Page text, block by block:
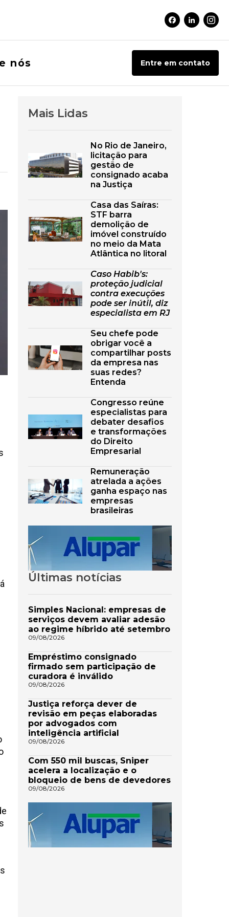
Facebook
Linkedin
nós Entre em contato
Mais Lidas
No Rio de Janeiro,
licitação para
gestão de
consignado acaba
na Justiça
Casa das Saíras:
STF barra
demolição de
imóvel construído
no meio da Mata
Atlântica no litoral
Caso Habib's:
proteção judicial
contra execuções
pode ser inútil, diz
especialista em RJ
Seu chefe pode
obrigar você a
compartilhar posts
da empresa nas
suas redes?
Entenda
Congresso reúne
especialistas para
debater desafios
e transformações
do Direito
Empresarial
Remuneração
atrelada a ações
ganha espaço nas
empresas
brasileiras
Últimas notícias
Simples Nacional: empresas de
serviços devem avaliar adesão
ao regime híbrido até setembro
09/08/2026
Empréstimo consignado
firmado sem participação de
curadora é inválido
09/08/2026
Justiça reforça dever de
revisão em peças elaboradas
por advogados com
inteligência artificial
09/08/2026
Com 550 mil buscas, Sniper
acelera a localização e o
bloqueio de bens de devedores
09/08/2026